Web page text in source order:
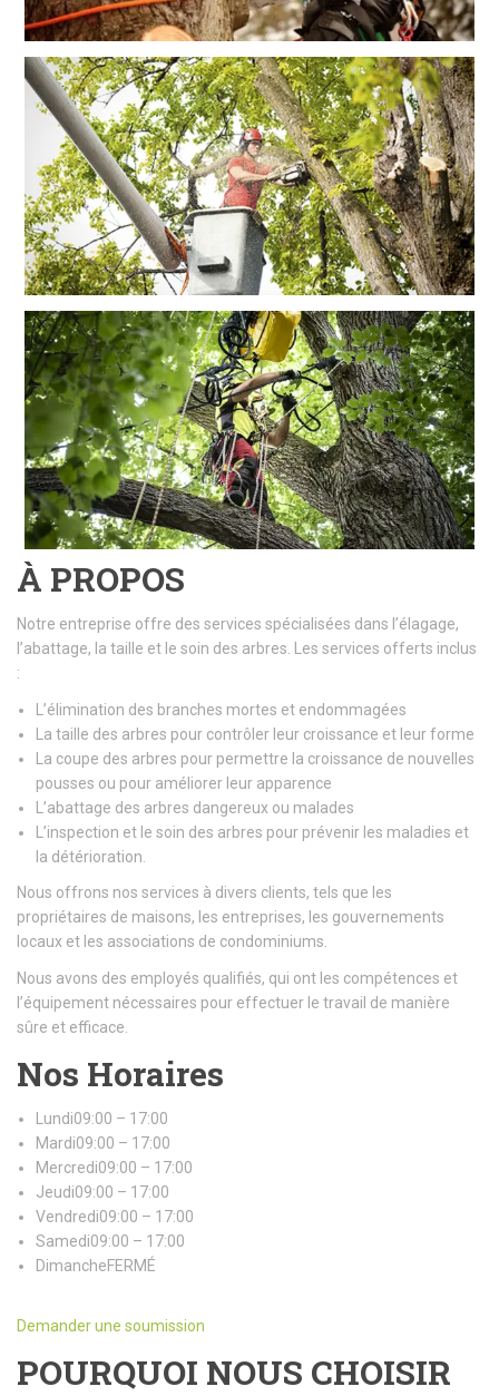
À PROPOS
Notre entreprise offre des services spécialisées dans l’élagage,
l’abattage, la taille et le soin des arbres. Les services offerts inclus
:
L’élimination des branches mortes et endommagées
La taille des arbres pour contrôler leur croissance et leur forme
La coupe des arbres pour permettre la croissance de nouvelles
pousses ou pour améliorer leur apparence
L’abattage des arbres dangereux ou malades
L’inspection et le soin des arbres pour prévenir les maladies et
la détérioration.
Nous offrons nos services à divers clients, tels que les
propriétaires de maisons, les entreprises, les gouvernements
locaux et les associations de condominiums.
Nous avons des employés qualifiés, qui ont les compétences et
l’équipement nécessaires pour effectuer le travail de manière
sûre et efficace.
Nos Horaires
Lundi09:00 – 17:00
Mardi09:00 – 17:00
Mercredi09:00 – 17:00
Jeudi09:00 – 17:00
Vendredi09:00 – 17:00
Samedi09:00 – 17:00
DimancheFERMÉ
Demander une soumission
POURQUOI NOUS CHOISIR